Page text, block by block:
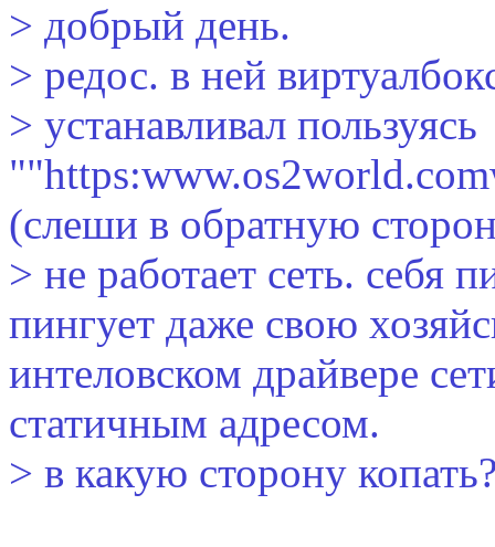
> добрый день.
> редос. в ней
> устанавливал пользуясь
(слеши в обратную
> не работает сеть. себя
пингует даже свою
интеловском драйвере
статичным адресом.
> в какую сторону